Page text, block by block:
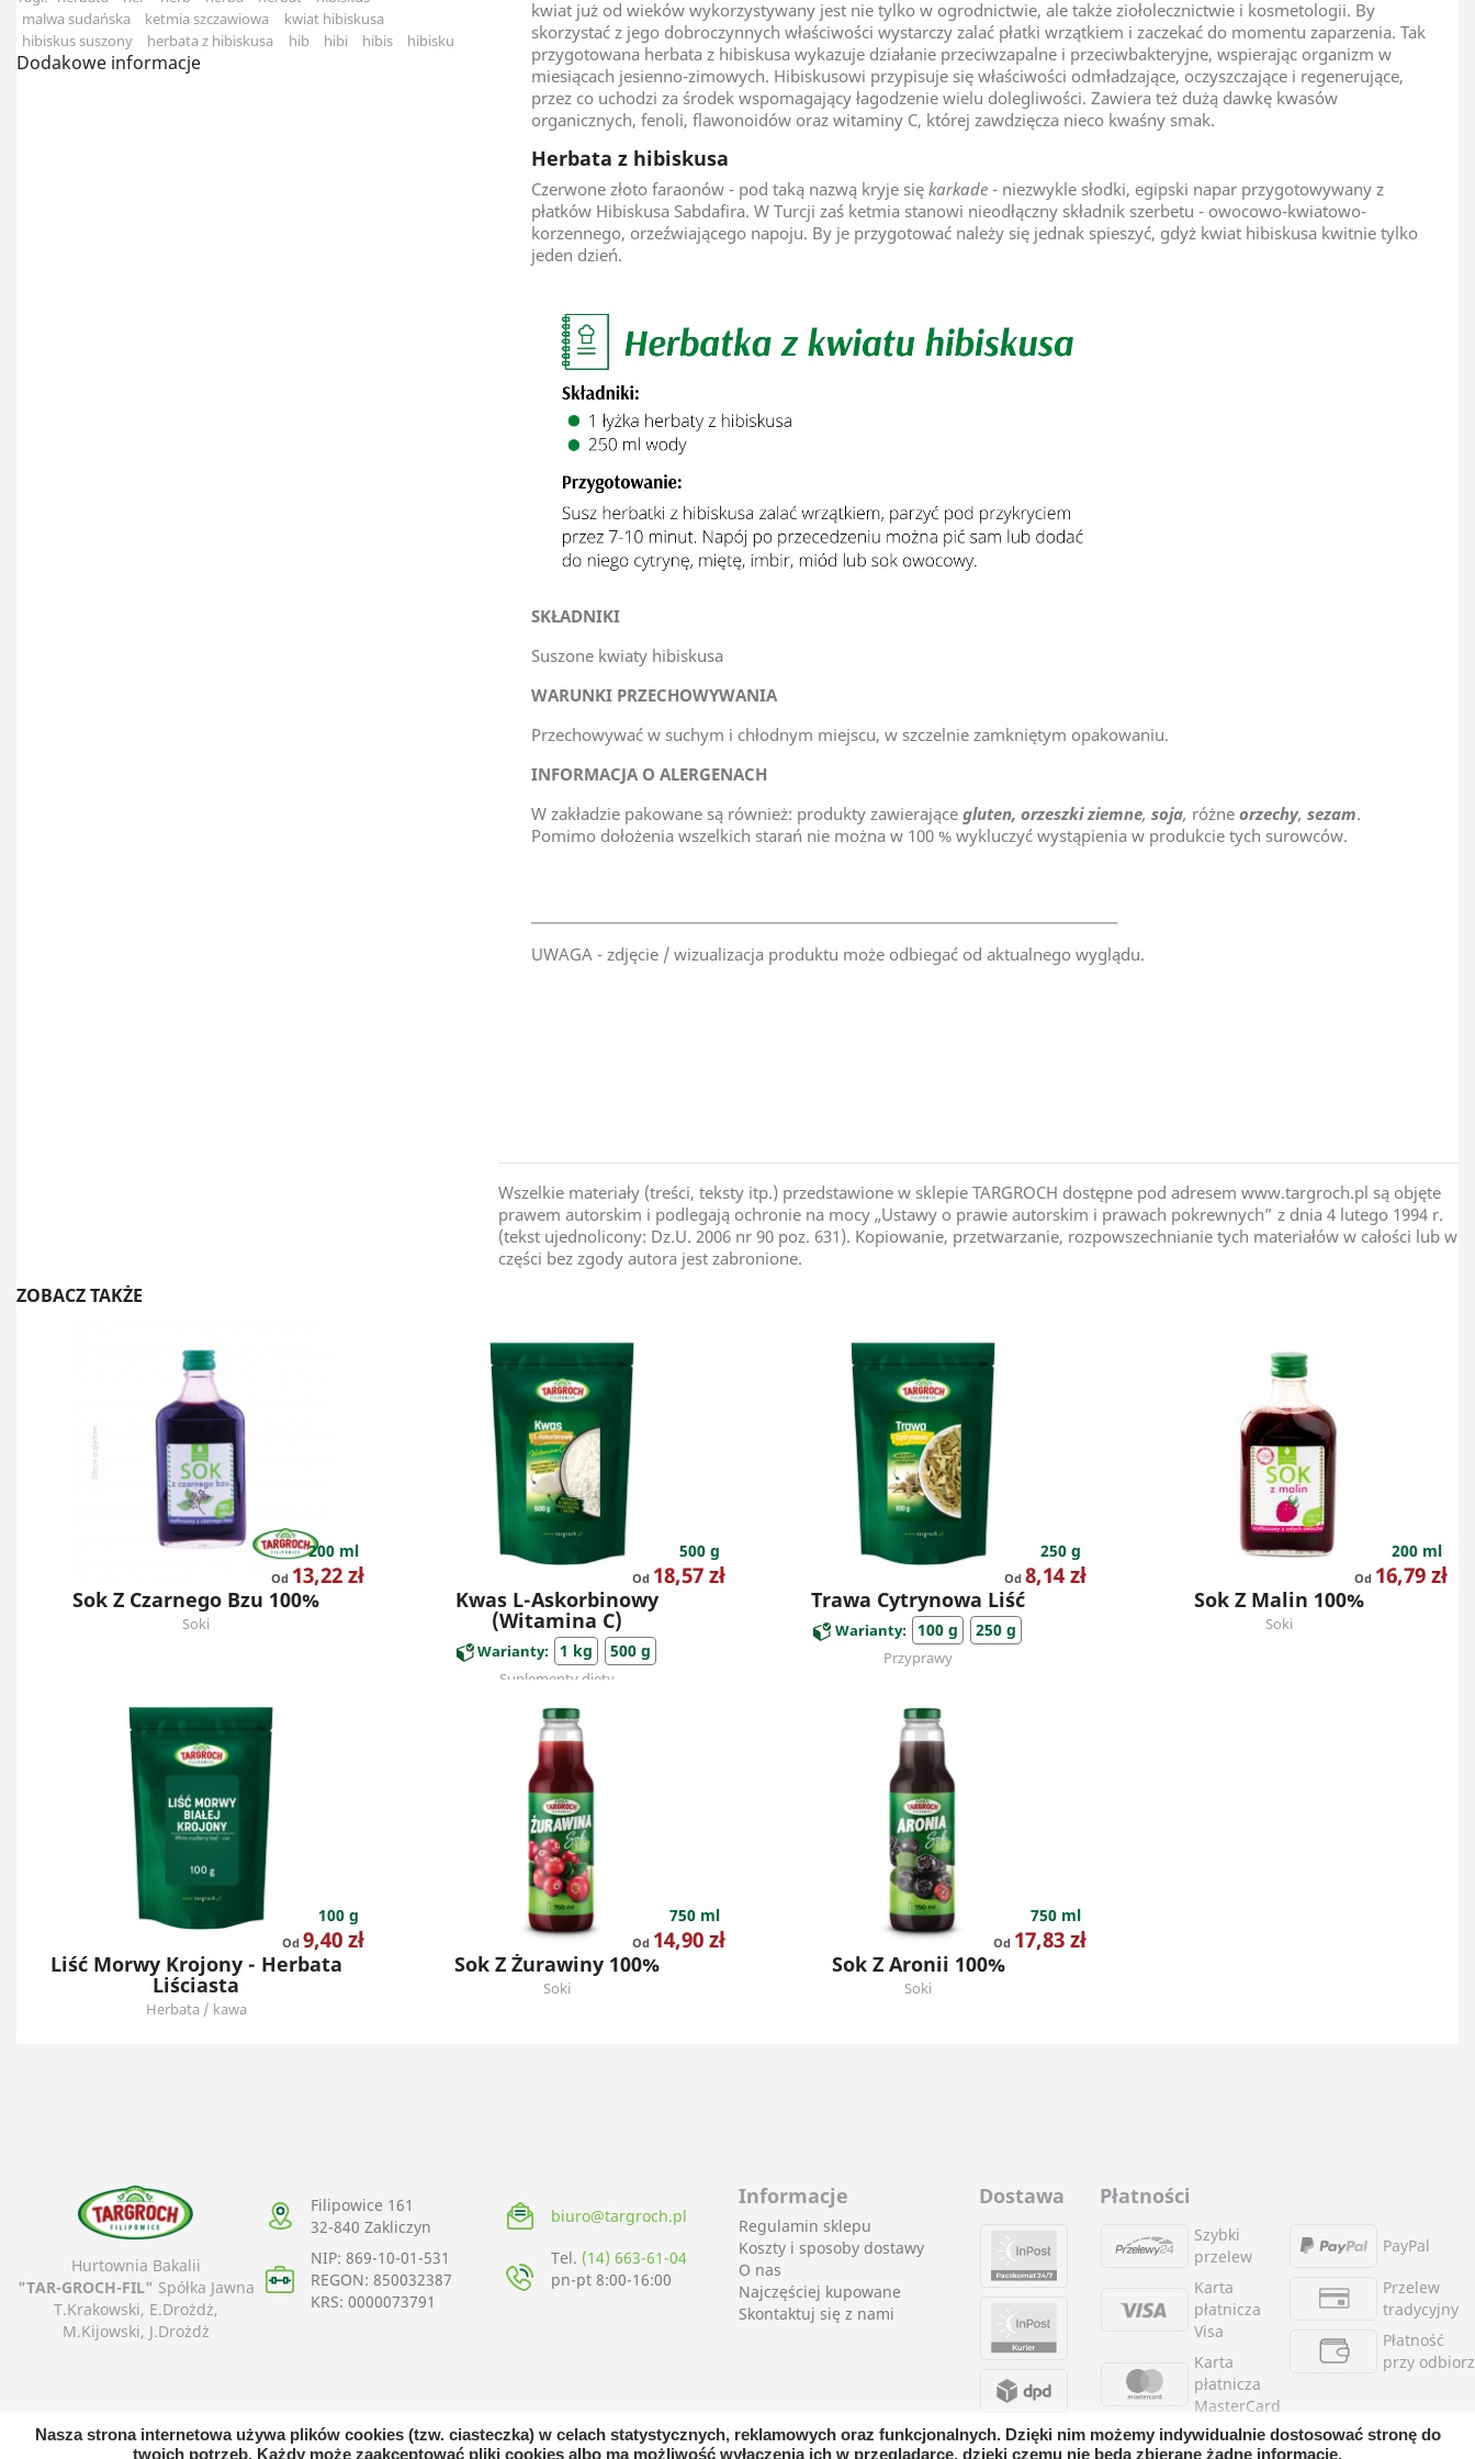
malwa sudańska
ketmia szczawiowa
kwiat hibiskusa
hibiskus suszony
herbata z hibiskusa hib hibi hibis hibisku
Dodakowe informacje
kwiat już od wieków wykorzystywany jest nie tylko w ogrodnictwie, ale także ziołolecznictwie i kosmetologii. By
skorzystać z jego dobroczynnych właściwości wystarczy zalać płatki wrzątkiem i zaczekać do momentu zaparzenia. Tak
przygotowana herbata z hibiskusa wykazuje działanie przeciwzapalne i przeciwbakteryjne, wspierając organizm w
miesiącach jesienno-zimowych. Hibiskusowi przypisuje się właściwości odmładzające, oczyszczające i regenerujące,
przez co uchodzi za środek wspomagający łagodzenie wielu dolegliwości. Zawiera też dużą dawkę kwasów
organicznych, fenoli, flawonoidów oraz witaminy C, której zawdzięcza nieco kwaśny smak.
Herbata z hibiskusa
Czerwone złoto faraonów - pod taką nazwą kryje się karkade- niezwykle słodki, egipski napar przygotowywany z
płatków Hibiskusa Sabdafira. W Turcji zaś ketmia stanowi nieodłączny składnik szerbetu - owocowo-kwiatowo-
korzennego, orzeźwiającego napoju. By je przygotować należy się jednak spieszyć, gdyż kwiat hibiskusa kwitnie tylko
jeden dzień.
SKŁADNIKI
Suszone kwiaty hibiskusa
WARUNKI PRZECHOWYWANIA
Przechowywać w suchym i chłodnym miejscu, w szczelnie zamkniętym opakowaniu.
INFORMACJA O ALERGENACH
W zakładzie pakowane są również: produkty zawierającegluten, orzeszki ziemne, soja, różne orzechy, sezam.
Pomimo dołożenia wszelkich starań nie można w 100 % wykluczyć wystąpienia w produkcie tych surowców.
UWAGA - zdjęcie / wizualizacja produktu może odbiegać od aktualnego wyglądu.
Wszelkie materiały (treści, teksty itp.) przedstawione w sklepie TARGROCH dostępne pod adresem www.targroch.pl są objęte
prawem autorskim i podlegają ochronie na mocy „Ustawy o prawie autorskim i prawach pokrewnych” z dnia 4 lutego 1994 r.
(tekst ujednolicony: Dz.U. 2006 nr 90 poz. 631). Kopiowanie, przetwarzanie, rozpowszechnianie tych materiałów w całości lub w
części bez zgody autora jest zabronione.
ZOBACZ TAKŻE
200 ml
Od Cena
13,22 zł
Sok Z Czarnego Bzu 100%
Soki
500 g
Od Cena
18,57 zł
Kwas L-Askorbinowy
(Witamina C)
Warianty: 1 kg 500 g
Suplementy diety
250 g
Od Cena
8,14 zł
Trawa Cytrynowa Liść
Warianty: 100 g 250 g
Przyprawy
200 ml
Od Cena
16,79 zł
Sok Z Malin 100%
Soki
100 g
Od Cena
9,40 zł
Liść Morwy Krojony - Herbata
Liściasta
Herbata / kawa
750 ml
Od Cena
14,90 zł
Sok Z Żurawiny 100%
Soki
750 ml
Od Cena
17,83 zł
Sok Z Aronii 100%
Soki
Hurtownia Bakalii
"TAR-GROCH-FIL" Spółka Jawna
T.Krakowski, E.Drożdż,
M.Kijowski, J.Drożdż
Filipowice 161
32-840 Zakliczyn
NIP: 869-10-01-531
REGON: 850032387
KRS: 0000073791
biuro@targroch.pl
Tel. (14) 663-61-04
pn-pt 8:00-16:00
Informacje
Regulamin sklepu
Koszty i sposoby dostawy
O nas
Najczęściej kupowane
Skontaktuj się z nami
Nasza strona internetowa używa plików cookies (tzw. ciasteczka) w celach statystycznych, reklamowych oraz funkcjonalnych. Dzięki nim możemy indywidualnie dostosować stronę do
twoich potrzeb. Każdy może zaakceptować pliki cookies albo ma możliwość wyłączenia ich w przeglądarce, dzięki czemu nie będą zbierane żadne informacje.
Dostawa Płatności
Szybki
przelew
Karta
płatnicza
Visa
Karta
płatnicza
MasterCard
PayPal
Przelew
tradycyjny
Płatność
przy